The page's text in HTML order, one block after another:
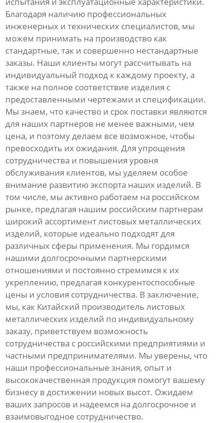
Благодаря наличию профессиональных
инженерных и технических специалистов, мы
можем принимать на производство как
стандартные, так и совершенно нестандартные
заказы. Наши клиенты могут рассчитывать на
индивидуальный подход к каждому проекту, а
также на полное соответствие изделия с
предоставленными чертежами и спецификации.
Мы знаем, что качество и срок поставки являются
для наших партнеров не менее важными, чем
цена, и поэтому делаем все возможное, чтобы
превосходить их ожидания. Для упрощения
сотрудничества и повышения уровня
обслуживания клиентов, мы уделяем особое
внимание развитию экспорта наших изделий. В
том числе, мы активно работаем на российском
рынке, предлагая нашим российским партнерам
широкий ассортимент листовых металлических
изделий, которые идеально подходят для
различных сферы применения. Мы гордимся
нашими долгосрочными партнерскими
отношениями и постоянно стремимся к их
укреплению, предлагая конкурентоспособные
цены и условия сотрудничества. В заключение,
мы, как Китайский производитель листовых
металлических изделий по индивидуальному
заказу, приветствуем возможность
сотрудничества с российскими предприятиями и
частными предпринимателями. Мы уверены, что
наши профессиональные знания, опыт и
высококачественная продукция помогут вашему
бизнесу в достижении новых высот. Ожидаем
ваших запросов и надеемся на долгосрочное и
взаимовыгодное сотрудничество.